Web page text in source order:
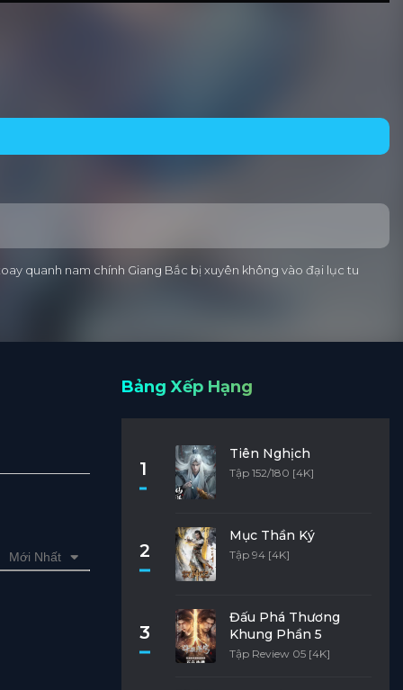
quanh nam chính Giang Bắc bị xuyên không vào đại lục tu
Mới Nhất
Bảng Xếp Hạng
1
Tiên Nghịch
Tập 152/180 [4K]
2
Mục Thần Ký
Tập 94 [4K]
3
Đấu Phá Thương
Khung Phần 5
Tập Review 05 [4K]